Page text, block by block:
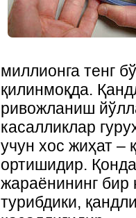
миллионга тенг
қилинмоқда.
ривожланиш
касалликлар
учун хос жиҳат –
ортишидир.
жараёнининг бир
турибдики,